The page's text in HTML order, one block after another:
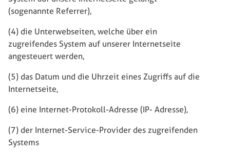
(sogenannte Referrer),
(4) die Unterwebseiten, welche über ein
zugreifendes System auf unserer Internetseite
angesteuert werden,
(5) das Datum und die Uhrzeit eines Zugriffs auf die
Internetseite,
(6) eine Internet-Protokoll-Adresse (IP- Adresse),
(7) der Internet-Service-Provider des zugreifenden
Systems